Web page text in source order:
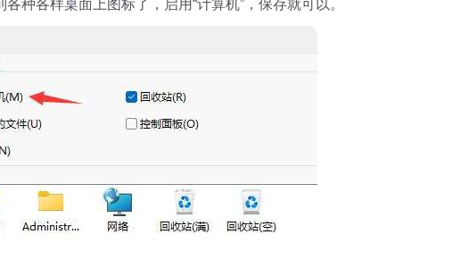
种各样桌面上图标了，启用“计算机”，保存就可以。